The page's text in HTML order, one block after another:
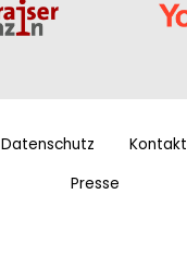
Datenschutz Kontakt
Presse